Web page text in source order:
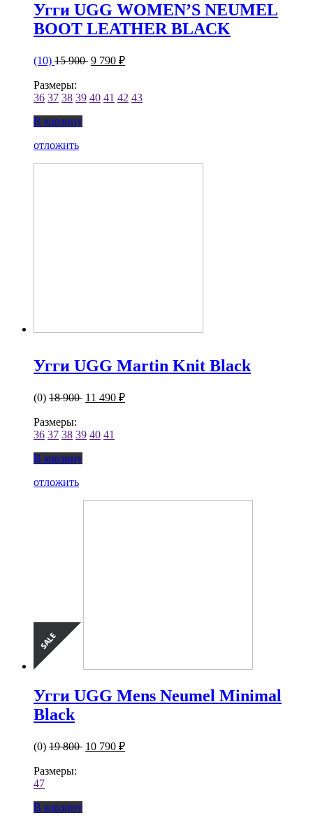
Угги UGG WOMEN’S NEUMEL
BOOT LEATHER BLACK
(10) 15 900 9 790 ₽
Размеры:
36 37 38 39 40 41 42 43
В корзину
отложить
Угги UGG Martin Knit Black
(0) 18 900 11 490 ₽
Размеры:
36 37 38 39 40 41
В корзину
отложить
Угги UGG Mens Neumel Minimal
Black
(0) 19 800 10 790 ₽
Размеры:
47
В корзину